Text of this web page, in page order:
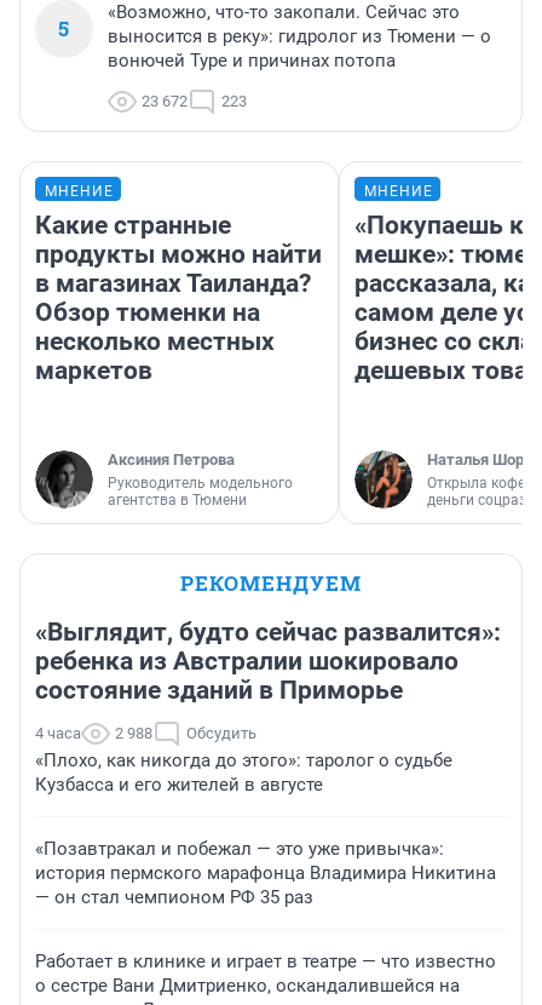
5
«Возможно, что-то закопали. Сейчас это
выносится в реку»: гидролог из Тюмени — о
вонючей Туре и причинах потопа
23 672 223
МНЕНИЕ
Какие странные
продукты можно найти
в магазинах Таиланда?
Обзор тюменки на
несколько местных
маркетов
Аксиния Петрова
Руководитель модельного
агентства в Тюмени
МНЕНИЕ
«Покупаешь
мешке»:
рассказала,
самом деле
бизнес со
дешевых
Наталья
Открыла
деньги
РЕКОМЕНДУЕМ
«Выглядит, будто сейчас развалится»:
ребенка из Австралии шокировало
состояние зданий в Приморье
4 часа 2 988 Обсудить
«Плохо, как никогда до этого»: таролог о судьбе
Кузбасса и его жителей в августе
«Позавтракал и побежал — это уже привычка»:
история пермского марафонца Владимира Никитина
— он стал чемпионом РФ 35 раз
Работает в клинике и играет в театре — что известно
о сестре Вани Дмитриенко, оскандалившейся на